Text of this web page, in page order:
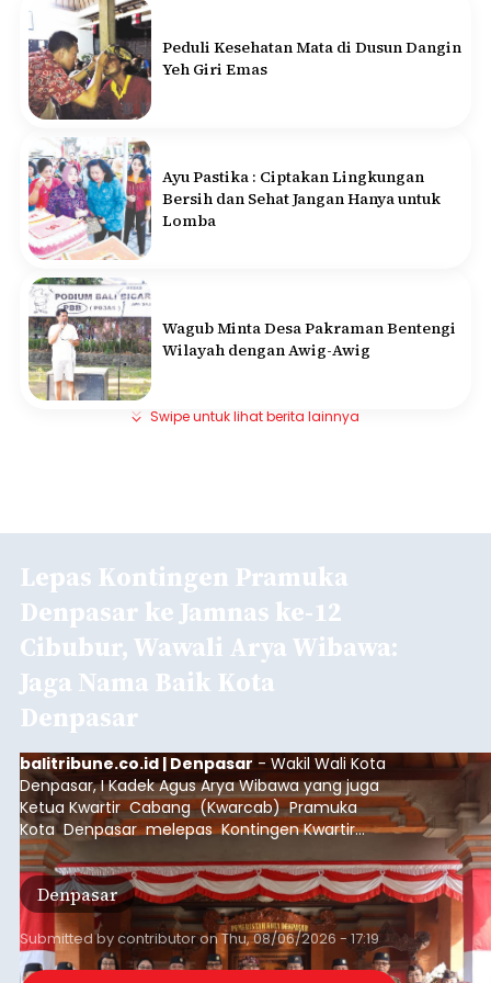
Peduli Kesehatan Mata di Dusun Dangin
Yeh Giri Emas
Ayu Pastika : Ciptakan Lingkungan
Bersih dan Sehat Jangan Hanya untuk
Lomba
Wagub Minta Desa Pakraman Bentengi
Wilayah dengan Awig-Awig
Swipe untuk lihat berita lainnya
Lepas Kontingen Pramuka
Denpasar ke Jamnas ke-12
Cibubur, Wawali Arya Wibawa:
Jaga Nama Baik Kota
Denpasar
balitribune.co.id | Denpasar- Wakil Wali Kota
Denpasar, I Kadek Agus Arya Wibawa yang juga
Ketua Kwartir Cabang (Kwarcab) Pramuka
Kota Denpasar melepas Kontingen Kwartir
Cabang Gerakan Pramuka Denpasar yang akan
mengikuti Jambore Nasional Pramuka ke-12
Tahun 2026 di Bumi Perkemahan Cibubur,
Jakarta Timur.
Denpasar
Submitted bycontributoronThu, 08/06/2026 - 17:19